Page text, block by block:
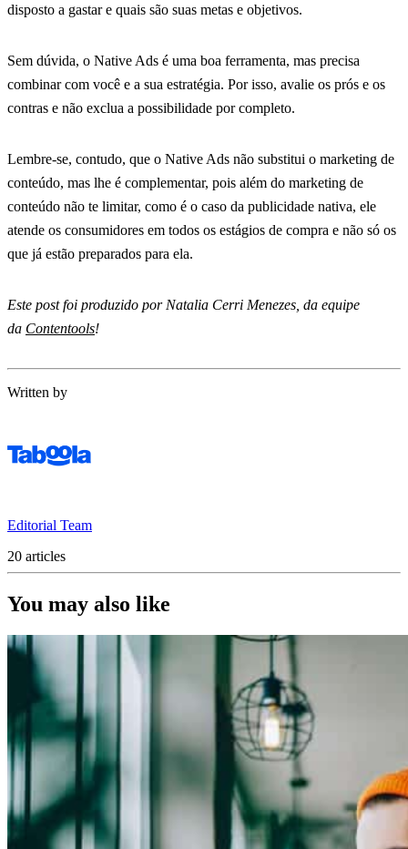
disposto a gastar e quais são suas metas e objetivos.
Sem dúvida, o Native Ads é uma boa ferramenta, mas precisa
combinar com você e a sua estratégia. Por isso, avalie os prós e os
contras e não exclua a possibilidade por completo.
Lembre-se, contudo, que o Native Ads não substitui o marketing de
conteúdo, mas lhe é complementar, pois além do marketing de
conteúdo não te limitar, como é o caso da publicidade nativa, ele
atende os consumidores em todos os estágios de compra e não só os
que já estão preparados para ela.
Este post foi produzido por Natalia Cerri Menezes, da equipe
da Contentools!
Written by
Editorial Team
20 articles
You may also like